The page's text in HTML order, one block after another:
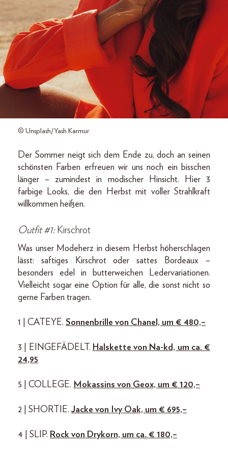
© Unsplash/Yash Karmur
Der Sommer neigt sich dem Ende zu, doch an seinen
schönsten Farben erfreuen wir uns noch ein bisschen
länger – zumindest in modischer Hinsicht. Hier 3
farbige Looks, die den Herbst mit voller Strahlkraft
willkommen heißen.
Outfit #1: Kirschrot
Was unser Modeherz in diesem Herbst höherschlagen
lässt: saftiges Kirschrot oder sattes Bordeaux –
besonders edel in butterweichen Ledervariationen.
Vielleicht sogar eine Option für alle, die sonst nicht so
gerne Farben tragen.
1 | CATEYE. Sonnenbrille von Chanel, um € 480,–
3 | EINGEFÄDELT. Halskette von Na-kd, um ca. €
24,95
5 | COLLEGE. Mokassins von Geox, um € 120,–
2 | SHORTIE. Jacke von Ivy Oak, um € 695,–
4 | SLIP. Rock von Drykorn, um ca. € 180,–